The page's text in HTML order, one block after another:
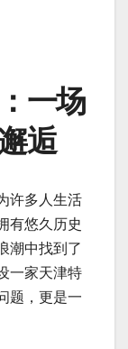
一场
逅
许多人生活
有悠久历史
潮中找到了
一家天津特
题，更是一